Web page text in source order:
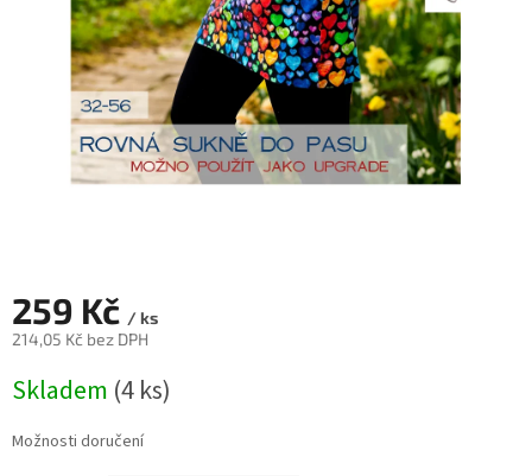
259 Kč / ks
214,05 Kč bez DPH
cena:
Skladem (4 ks)
Možnosti doručení